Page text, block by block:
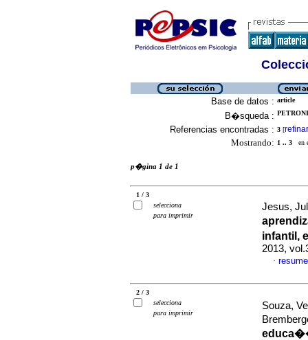
Base de datos : article
B�squeda :
Referencias encontradas : 3 [refinar
Mostrando: 1 .. 3 en
p�gina 1 de 1
1 / 3
selecciona
para imprimir
Jesus,
infantil,
2013,
·
2 / 3
selecciona
para imprimir
Souza,